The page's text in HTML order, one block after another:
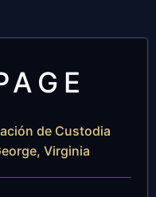
de Custodia
Virginia